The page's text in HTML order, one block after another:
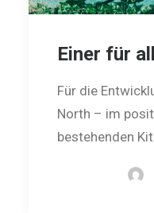
Einer für
Für die
North – im
bestehenden